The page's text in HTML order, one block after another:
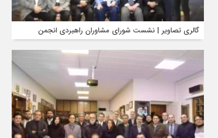
گالری تصاویر | نشست شورای مشاوران راهبردی انجمن